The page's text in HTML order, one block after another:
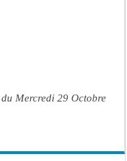
Mercredi 29 Octobre